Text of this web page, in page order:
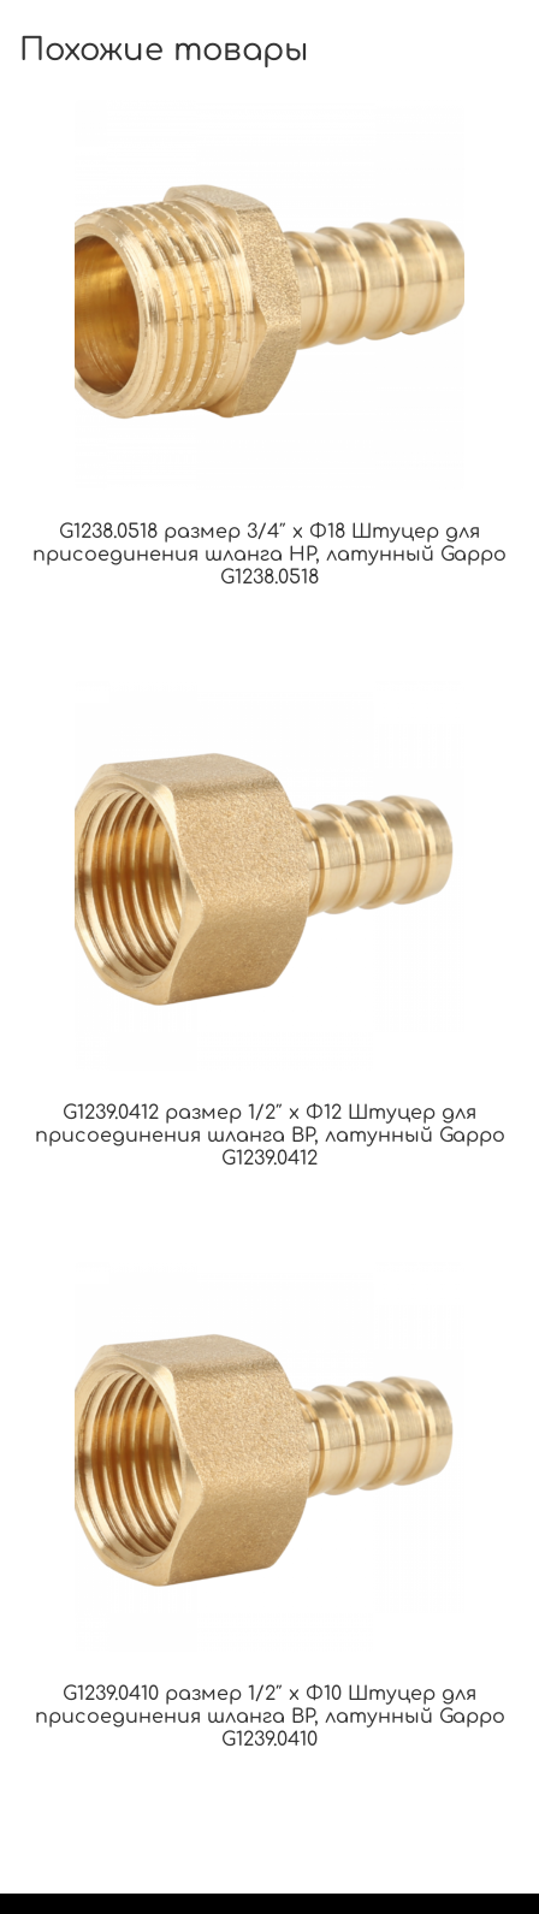
Похожие товары
G1238.0518 размер 3/4″ x Φ18 Штуцер для
присоединения шланга НР, латунный Gappo
G1238.0518
G1239.0412 размер 1/2″ x Φ12 Штуцер для
присоединения шланга ВР, латунный Gappo
G1239.0412
G1239.0410 размер 1/2″ x Φ10 Штуцер для
присоединения шланга ВР, латунный Gappo
G1239.0410